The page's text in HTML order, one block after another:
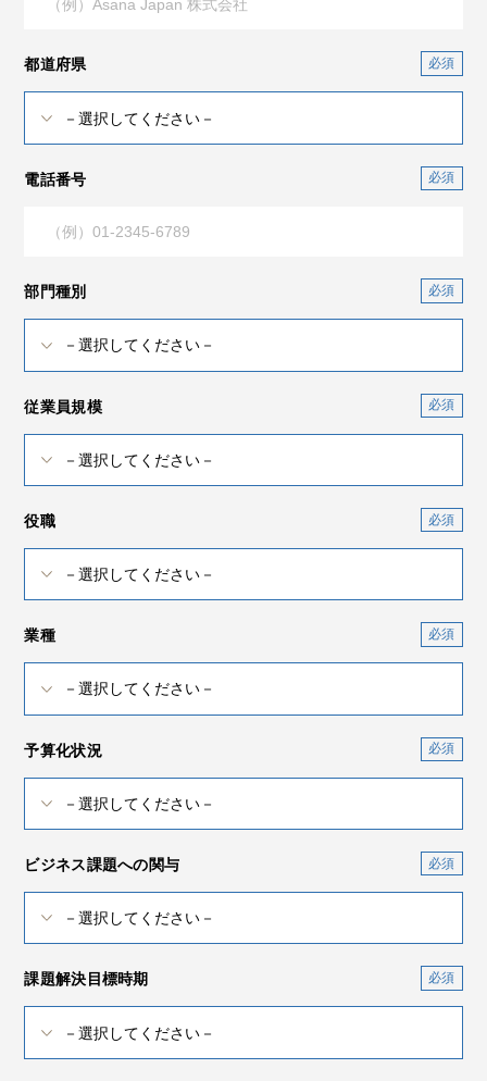
都道府県
電話番号
部門種別
従業員規模
役職
業種
予算化状況
ビジネス課題への関与
課題解決目標時期